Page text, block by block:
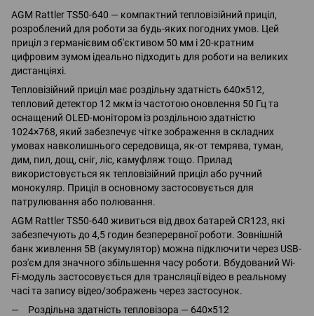
AGM Rattler TS50-640 — компактний тепловізійний приціл,
розроблений для роботи за будь-яких погодних умов. Цей
приціл з германієвим об'єктивом 50 мм і 20-кратним
цифровим зумом ідеально підходить для роботи на великих
дистанціяхі.
Тепловізійний приціл має роздільну здатність 640×512,
тепловий детектор 12 мкм із частотою оновлення 50 Гц та
оснащений OLED-монітором із роздільною здатністю
1024×768, який забезпечує чітке зображення в складних
умовах навколишнього середовища, як-от темрява, туман,
дим, пил, дощ, сніг, ліс, камуфляж тощо. Прилад
використовується як тепловізійний приціл або ручний
монокуляр. Приціл в основному застосовується для
патрулювання або полювання.
AGM Rattler TS50-640 живиться від двох батарей CR123, які
забезпечують до 4,5 годин безперервної роботи. Зовнішній
банк живлення 5В (акумулятор) можна підключити через USB-
роз'єм для значного збільшення часу роботи. Вбудований Wi-
Fi-модуль застосовується для трансляції відео в реальному
часі та запису відео/зображень через застосунок.
Роздільна здатність тепловізора — 640×512